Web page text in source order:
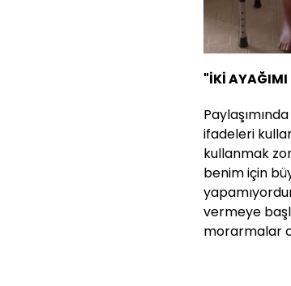
"İKİ AYAĞIMI
ifadeleri
kullanmak
benim için
vermeye
morarmalar